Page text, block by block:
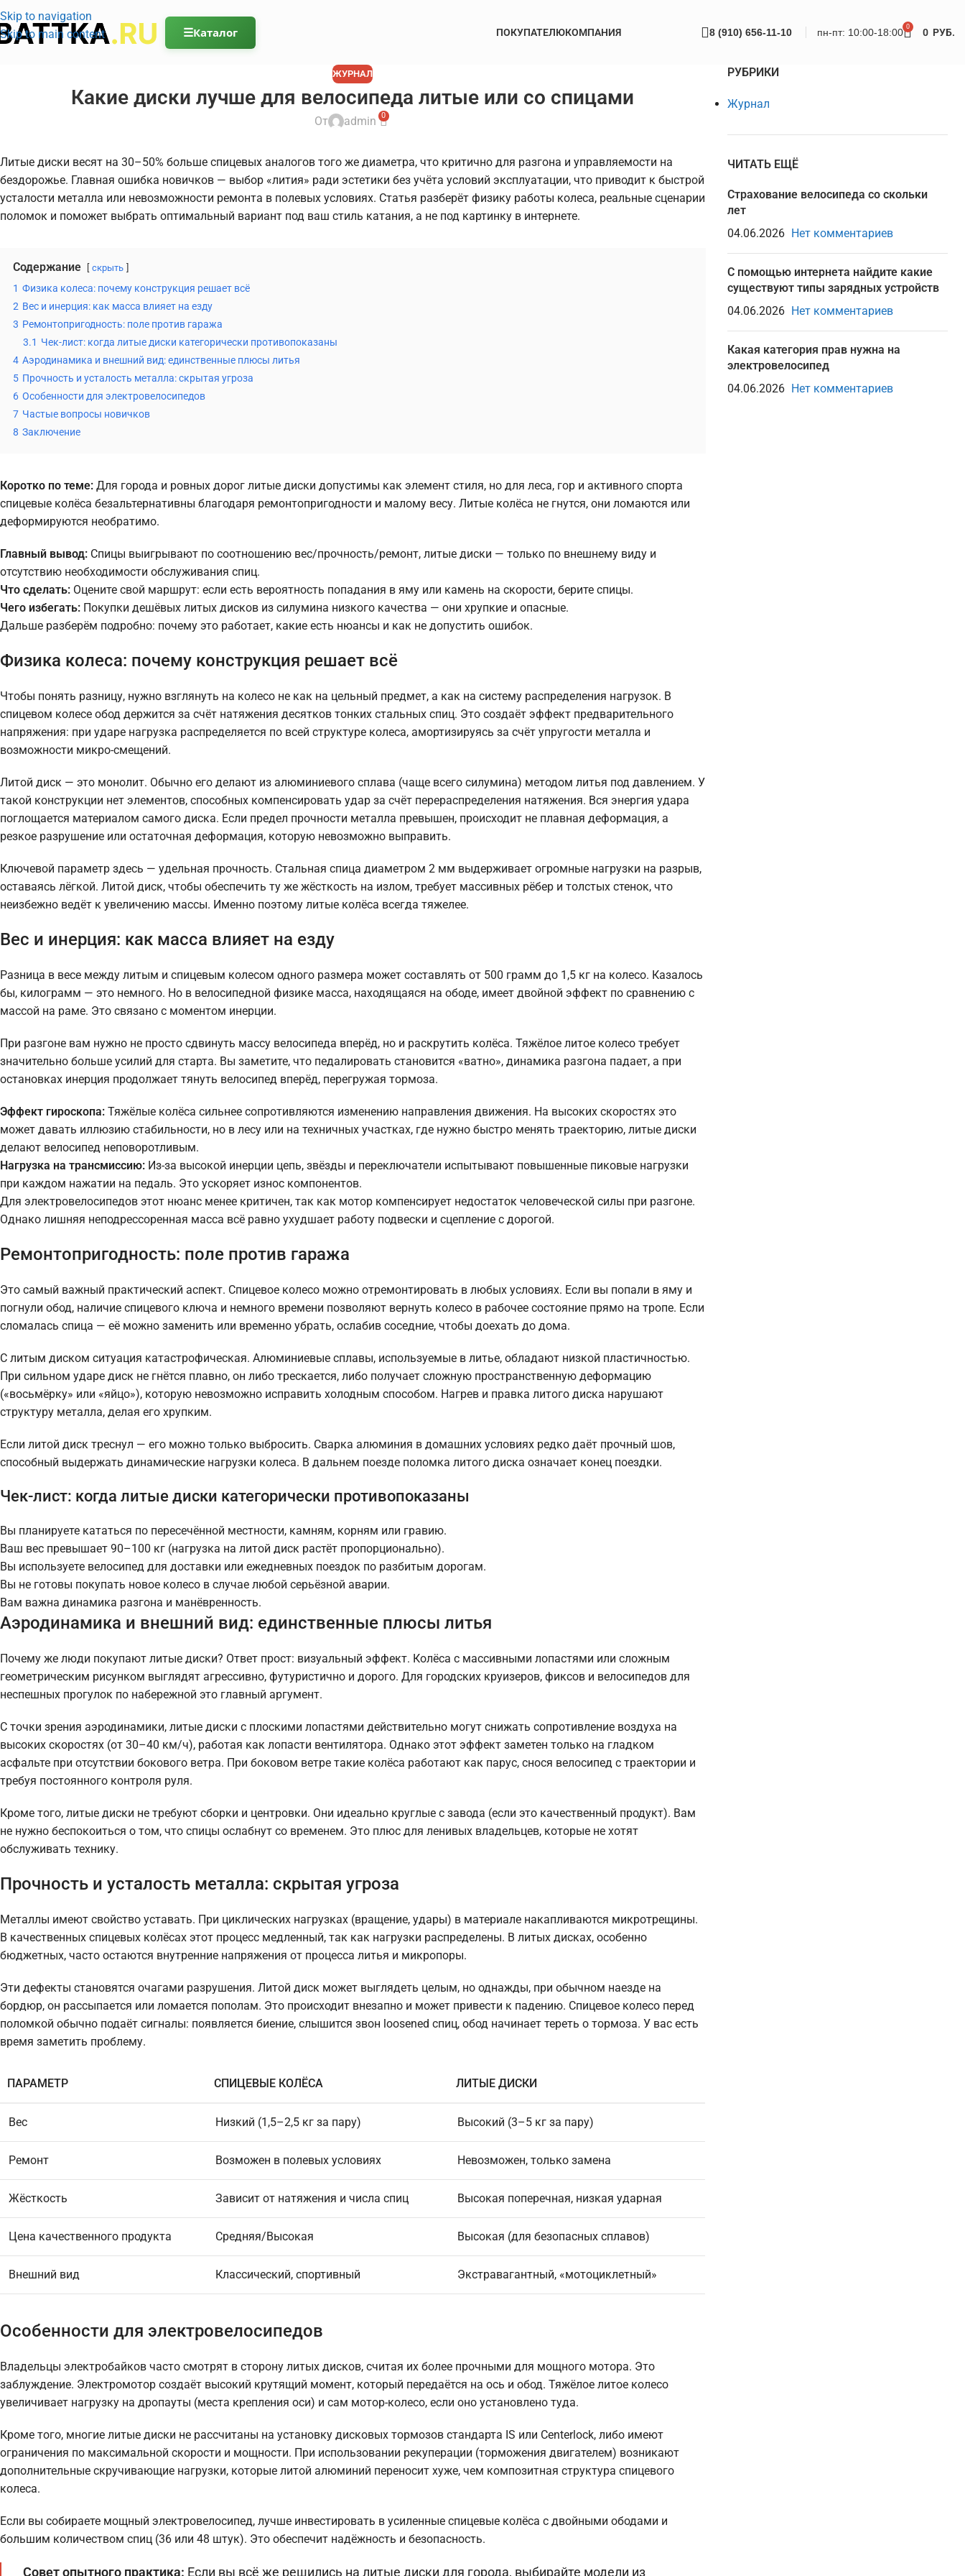
Skip to navigation
Skip to main content
☰Каталог ПОКУПАТЕЛЮКОМПАНИЯ 8 (910) 656-11-10 пн-пт: 10:00-18:00 0 0 РУБ.
ЖУРНАЛ
Какие диски лучше для велосипеда литые или со спицами
От admin 0
Литые диски весят на 30–50% больше спицевых аналогов того же диаметра, что критично для разгона и управляемости на
бездорожье. Главная ошибка новичков — выбор «лития» ради эстетики без учёта условий эксплуатации, что приводит к быстрой
усталости металла или невозможности ремонта в полевых условиях. Статья разберёт физику работы колеса, реальные сценарии
поломок и поможет выбрать оптимальный вариант под ваш стиль катания, а не под картинку в интернете.
Содержание скрыть
1 Физика колеса: почему конструкция решает всё
2 Вес и инерция: как масса влияет на езду
3 Ремонтопригодность: поле против гаража
3.1 Чек-лист: когда литые диски категорически противопоказаны
4 Аэродинамика и внешний вид: единственные плюсы литья
5 Прочность и усталость металла: скрытая угроза
6 Особенности для электровелосипедов
7 Частые вопросы новичков
8 Заключение
Коротко по теме: Для города и ровных дорог литые диски допустимы как элемент стиля, но для леса, гор и активного спорта
спицевые колёса безальтернативны благодаря ремонтопригодности и малому весу. Литые колёса не гнутся, они ломаются или
деформируются необратимо.
Главный вывод: Спицы выигрывают по соотношению вес/прочность/ремонт, литые диски — только по внешнему виду и
отсутствию необходимости обслуживания спиц.
Что сделать: Оцените свой маршрут: если есть вероятность попадания в яму или камень на скорости, берите спицы.
Чего избегать: Покупки дешёвых литых дисков из силумина низкого качества — они хрупкие и опасные.
Дальше разберём подробно: почему это работает, какие есть нюансы и как не допустить ошибок.
Физика колеса: почему конструкция решает всё
Чтобы понять разницу, нужно взглянуть на колесо не как на цельный предмет, а как на систему распределения нагрузок. В
спицевом колесе обод держится за счёт натяжения десятков тонких стальных спиц. Это создаёт эффект предварительного
напряжения: при ударе нагрузка распределяется по всей структуре колеса, амортизируясь за счёт упругости металла и
возможности микро-смещений.
Литой диск — это монолит. Обычно его делают из алюминиевого сплава (чаще всего силумина) методом литья под давлением. У
такой конструкции нет элементов, способных компенсировать удар за счёт перераспределения натяжения. Вся энергия удара
поглощается материалом самого диска. Если предел прочности металла превышен, происходит не плавная деформация, а
резкое разрушение или остаточная деформация, которую невозможно выправить.
Ключевой параметр здесь — удельная прочность. Стальная спица диаметром 2 мм выдерживает огромные нагрузки на разрыв,
оставаясь лёгкой. Литой диск, чтобы обеспечить ту же жёсткость на излом, требует массивных рёбер и толстых стенок, что
неизбежно ведёт к увеличению массы. Именно поэтому литые колёса всегда тяжелее.
Вес и инерция: как масса влияет на езду
Разница в весе между литым и спицевым колесом одного размера может составлять от 500 грамм до 1,5 кг на колесо. Казалось
бы, килограмм — это немного. Но в велосипедной физике масса, находящаяся на ободе, имеет двойной эффект по сравнению с
массой на раме. Это связано с моментом инерции.
При разгоне вам нужно не просто сдвинуть массу велосипеда вперёд, но и раскрутить колёса. Тяжёлое литое колесо требует
значительно больше усилий для старта. Вы заметите, что педалировать становится «ватно», динамика разгона падает, а при
остановках инерция продолжает тянуть велосипед вперёд, перегружая тормоза.
Эффект гироскопа: Тяжёлые колёса сильнее сопротивляются изменению направления движения. На высоких скоростях это
может давать иллюзию стабильности, но в лесу или на техничных участках, где нужно быстро менять траекторию, литые диски
делают велосипед неповоротливым.
Нагрузка на трансмиссию: Из-за высокой инерции цепь, звёзды и переключатели испытывают повышенные пиковые нагрузки
при каждом нажатии на педаль. Это ускоряет износ компонентов.
Для электровелосипедов этот нюанс менее критичен, так как мотор компенсирует недостаток человеческой силы при разгоне.
Однако лишняя неподрессоренная масса всё равно ухудшает работу подвески и сцепление с дорогой.
Ремонтопригодность: поле против гаража
Это самый важный практический аспект. Спицевое колесо можно отремонтировать в любых условиях. Если вы попали в яму и
погнули обод, наличие спицевого ключа и немного времени позволяют вернуть колесо в рабочее состояние прямо на тропе. Если
сломалась спица — её можно заменить или временно убрать, ослабив соседние, чтобы доехать до дома.
С литым диском ситуация катастрофическая. Алюминиевые сплавы, используемые в литье, обладают низкой пластичностью.
При сильном ударе диск не гнётся плавно, он либо трескается, либо получает сложную пространственную деформацию
(«восьмёрку» или «яйцо»), которую невозможно исправить холодным способом. Нагрев и правка литого диска нарушают
структуру металла, делая его хрупким.
Если литой диск треснул — его можно только выбросить. Сварка алюминия в домашних условиях редко даёт прочный шов,
способный выдержать динамические нагрузки колеса. В дальнем поезде поломка литого диска означает конец поездки.
Чек-лист: когда литые диски категорически противопоказаны
Вы планируете кататься по пересечённой местности, камням, корням или гравию.
Ваш вес превышает 90–100 кг (нагрузка на литой диск растёт пропорционально).
Вы используете велосипед для доставки или ежедневных поездок по разбитым дорогам.
Вы не готовы покупать новое колесо в случае любой серьёзной аварии.
Вам важна динамика разгона и манёвренность.
Аэродинамика и внешний вид: единственные плюсы литья
Почему же люди покупают литые диски? Ответ прост: визуальный эффект. Колёса с массивными лопастями или сложным
геометрическим рисунком выглядят агрессивно, футуристично и дорого. Для городских круизеров, фиксов и велосипедов для
неспешных прогулок по набережной это главный аргумент.
С точки зрения аэродинамики, литые диски с плоскими лопастями действительно могут снижать сопротивление воздуха на
высоких скоростях (от 30–40 км/ч), работая как лопасти вентилятора. Однако этот эффект заметен только на гладком
асфальте при отсутствии бокового ветра. При боковом ветре такие колёса работают как парус, снося велосипед с траектории и
требуя постоянного контроля руля.
Кроме того, литые диски не требуют сборки и центровки. Они идеально круглые с завода (если это качественный продукт). Вам
не нужно беспокоиться о том, что спицы ослабнут со временем. Это плюс для ленивых владельцев, которые не хотят
обслуживать технику.
Прочность и усталость металла: скрытая угроза
Металлы имеют свойство уставать. При циклических нагрузках (вращение, удары) в материале накапливаются микротрещины.
В качественных спицевых колёсах этот процесс медленный, так как нагрузки распределены. В литых дисках, особенно
бюджетных, часто остаются внутренние напряжения от процесса литья и микропоры.
Эти дефекты становятся очагами разрушения. Литой диск может выглядеть целым, но однажды, при обычном наезде на
бордюр, он рассыпается или ломается пополам. Это происходит внезапно и может привести к падению. Спицевое колесо перед
поломкой обычно подаёт сигналы: появляется биение, слышится звон loosened спиц, обод начинает тереть о тормоза. У вас есть
время заметить проблему.
ПАРАМЕТР СПИЦЕВЫЕ КОЛЁСА ЛИТЫЕ ДИСКИ
Вес Низкий (1,5–2,5 кг за пару) Высокий (3–5 кг за пару)
Ремонт Возможен в полевых условиях Невозможен, только замена
Жёсткость Зависит от натяжения и числа спиц Высокая поперечная, низкая ударная
Цена качественного продукта Средняя/Высокая Высокая (для безопасных сплавов)
Внешний вид Классический, спортивный Экстравагантный, «мотоциклетный»
Особенности для электровелосипедов
Владельцы электробайков часто смотрят в сторону литых дисков, считая их более прочными для мощного мотора. Это
заблуждение. Электромотор создаёт высокий крутящий момент, который передаётся на ось и обод. Тяжёлое литое колесо
увеличивает нагрузку на дропауты (места крепления оси) и сам мотор-колесо, если оно установлено туда.
Кроме того, многие литые диски не рассчитаны на установку дисковых тормозов стандарта IS или Centerlock, либо имеют
ограничения по максимальной скорости и мощности. При использовании рекуперации (торможения двигателем) возникают
дополнительные скручивающие нагрузки, которые литой алюминий переносит хуже, чем композитная структура спицевого
колеса.
Если вы собираете мощный электровелосипед, лучше инвестировать в усиленные спицевые колёса с двойными ободами и
большим количеством спиц (36 или 48 штук). Это обеспечит надёжность и безопасность.
Совет опытного практика: Если вы всё же решились на литые диски для города, выбирайте модели из
РУБРИКИ
Журнал
ЧИТАТЬ ЕЩЁ
Страхование велосипеда со скольки
лет
04.06.2026 Нет комментариев
С помощью интернета найдите какие
существуют типы зарядных устройств
04.06.2026 Нет комментариев
Какая категория прав нужна на
электровелосипед
04.06.2026 Нет комментариев